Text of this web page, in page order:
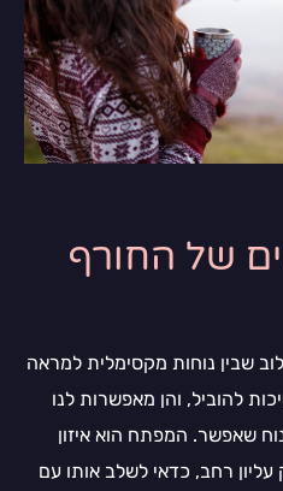
של החורף
שבין נוחות מקסימלית למראה
להוביל, והן מאפשרות לנו
שאפשר. המפתח הוא איזון
רחב, כדאי לשלב אותו עם